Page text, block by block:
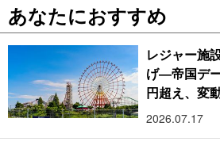
あなたにおすすめ
レジャー施
げ―帝国デ
円超え、変
2026.07.17